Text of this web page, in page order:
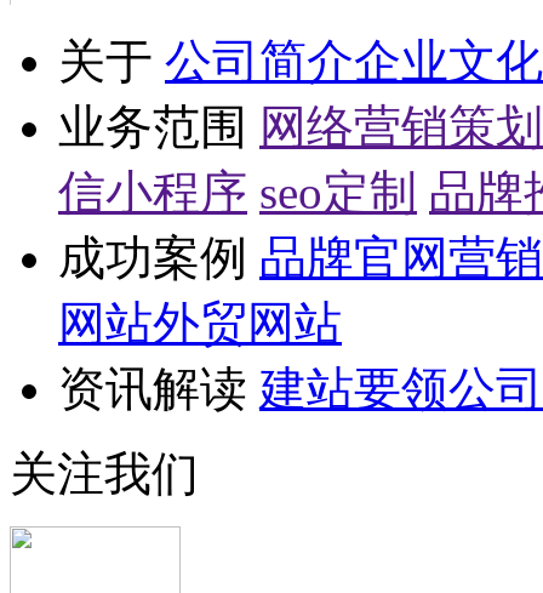
关于 公司简介企业文化
业务范围 网络营销策划
信小程序 seo定制 品牌
成功案例 品牌官网营
网站外贸网站
资讯解读 建站要领公
关注我们